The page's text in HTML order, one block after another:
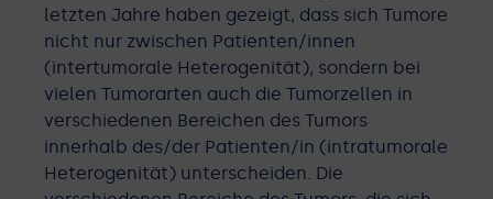
letzten Jahre haben gezeigt, dass sich Tumore
nicht nur zwischen Patienten/innen
(intertumorale Heterogenität), sondern bei
vielen Tumorarten auch die Tumorzellen in
verschiedenen Bereichen des Tumors
innerhalb des/der Patienten/in (intratumorale
Heterogenität) unterscheiden. Die